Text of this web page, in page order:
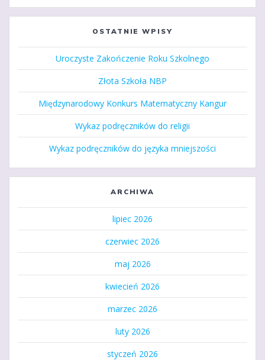
OSTATNIE WPISY
Uroczyste Zakończenie Roku Szkolnego
Złota Szkoła NBP
Międzynarodowy Konkurs Matematyczny Kangur
Wykaz podręczników do religii
Wykaz podręczników do języka mniejszości
ARCHIWA
lipiec 2026
czerwiec 2026
maj 2026
kwiecień 2026
marzec 2026
luty 2026
styczeń 2026